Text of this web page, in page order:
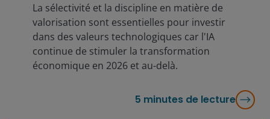
La sélectivité et la discipline en matière de
valorisation sont essentielles pour investir
dans des valeurs technologiques car l'IA
continue de stimuler la transformation
économique en 2026 et au-delà.
5 minutes de lecture